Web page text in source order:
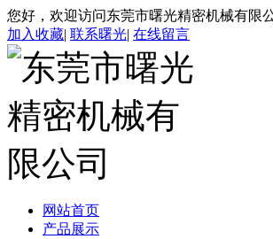
您好，欢迎访问东莞市曙光精密机械有限
加入收藏| 联系曙光| 在线留言
网站首页
产品展示